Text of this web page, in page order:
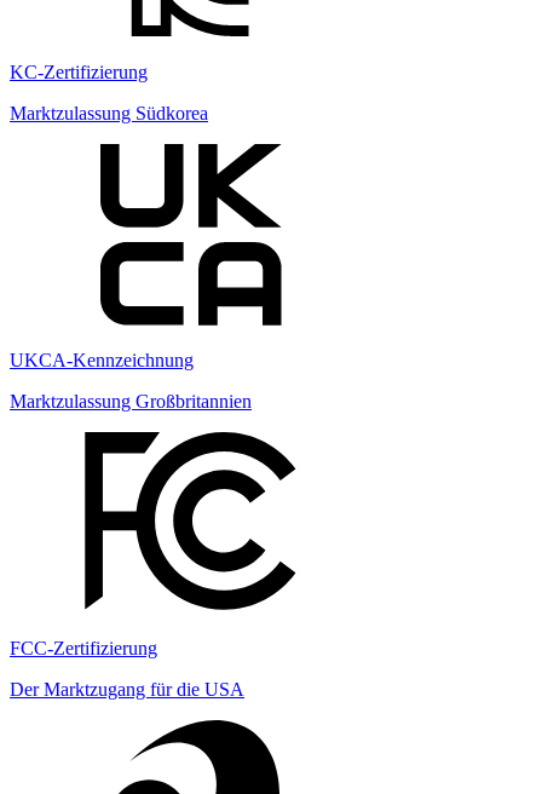
KC-Zertifizierung
Marktzulassung Südkorea
UKCA-Kennzeichnung
Marktzulassung Großbritannien
FCC-Zertifizierung
Der Marktzugang für die USA